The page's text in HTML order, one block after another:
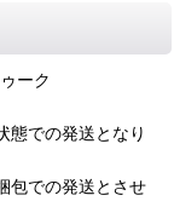
ーク
態での発送となり
包での発送とさせ